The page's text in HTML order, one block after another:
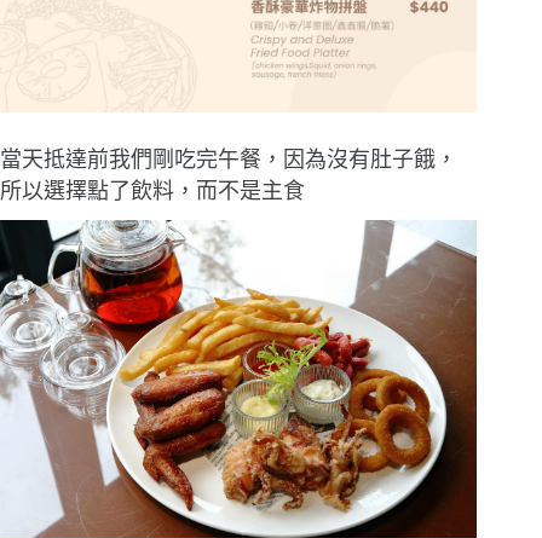
當天抵達前我們剛吃完午餐，因為沒有肚子餓，
所以選擇點了飲料，而不是主食